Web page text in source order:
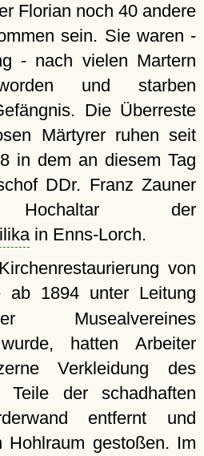
Florian noch 40 andere
sein. Sie waren -
- nach vielen Martern
und starben
Die Überreste
Märtyrer ruhen seit
in dem an diesem Tag
DDr. Franz Zauner
Hochaltar der
in Enns-Lorch.
von
ab 1894 unter Leitung
Musealvereines
hatten Arbeiter
Verkleidung des
Teile der schadhaften
entfernt und
Hohlraum gestoßen. Im